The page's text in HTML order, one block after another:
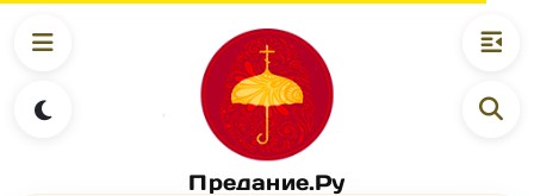
Предание.Ру